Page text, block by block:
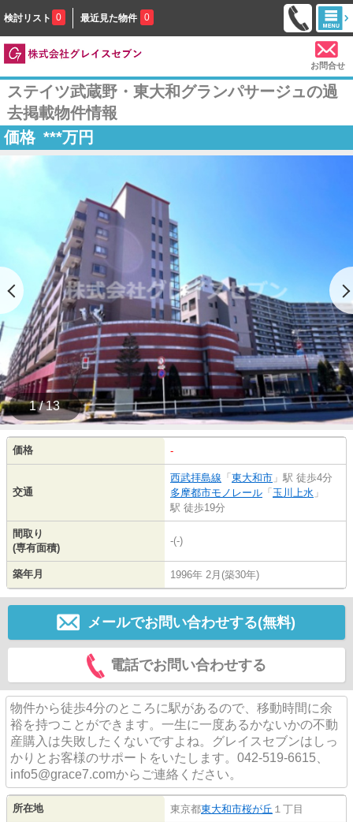
検討リスト 0 最近見た物件 0
お問合せ
ステイツ武蔵野・東大和グランパサージュの過
去掲載物件情報
価格 ***万円
1 / 13
価格 -
交通
西武拝島線 「 東大和市 」駅 徒歩4分
多摩都市モノレール 「 玉川上水 」
駅 徒歩19分
間取り
(専有面積)
-(-)
築年月 1996年 2月(築30年)
メールでお問い合わせする(無料)
電話でお問い合わせする
物件から徒歩4分のところに駅があるので、移動時間に余
裕を持つことができます。一生に一度あるかないかの不動
産購入は失敗したくないですよね。グレイスセブンはしっ
かりとお客様のサポートをいたします。042-519-6615、
info5@grace7.comからご連絡ください。
所在地 東京都東大和市桜が丘 １丁目